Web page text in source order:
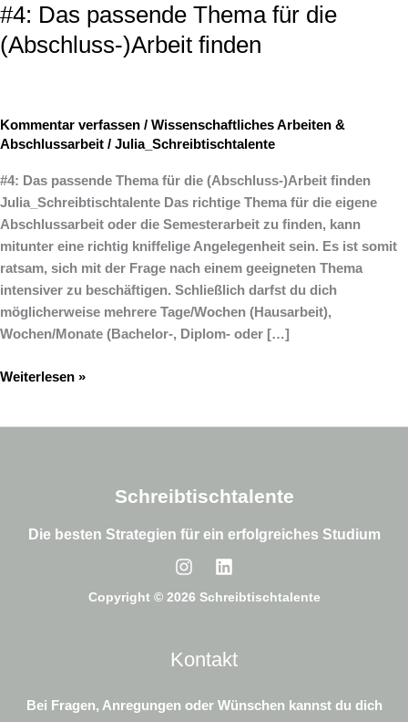
#4: Das passende Thema für die
(Abschluss-)Arbeit finden
Kommentar verfassen / Wissenschaftliches Arbeiten &
Abschlussarbeit / Julia_Schreibtischtalente
#4: Das passende Thema für die (Abschluss-)Arbeit finden
Julia_Schreibtischtalente Das richtige Thema für die eigene
Abschlussarbeit oder die Semesterarbeit zu finden, kann
mitunter eine richtig kniffelige Angelegenheit sein. Es ist somit
ratsam, sich mit der Frage nach einem geeigneten Thema
intensiver zu beschäftigen. Schließlich darfst du dich
möglicherweise mehrere Tage/Wochen (Hausarbeit),
Wochen/Monate (Bachelor-, Diplom- oder […]
passende
Thema
für
finden
Weiterlesen »
Schreibtischtalente
Die besten Strategien für ein erfolgreiches Studium
Copyright © 2026 Schreibtischtalente
Kontakt
Bei Fragen, Anregungen oder Wünschen kannst du dich